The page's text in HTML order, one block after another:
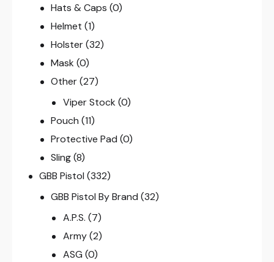
Hats & Caps (0)
Helmet (1)
Holster (32)
Mask (0)
Other (27)
Viper Stock (0)
Pouch (11)
Protective Pad (0)
Sling (8)
GBB Pistol (332)
GBB Pistol By Brand (32)
A.P.S. (7)
Army (2)
ASG (0)